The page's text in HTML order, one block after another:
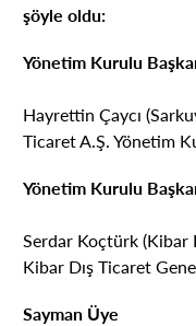
şöyle oldu:
Yönetim Kurulu
Hayrettin Çaycı
Ticaret A.Ş. Yönetim
Yönetim Kurulu Başkan
Serdar Koçtürk (Kibar
Kibar Dış Ticaret
Sayman Üye